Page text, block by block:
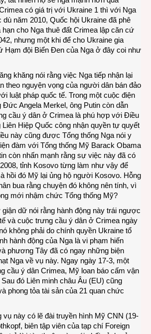
có giá trị với Ukraine 1 thì với Nga
dù năm 2010, Quốc hội Ukraine đã phê
hạn cho Nga thuê đất Crimea lập căn cứ
nhưng một khi để cho Ukraine gia
Hạm đội Biển Đen của Nga ở đây coi như
khăng nói rằng việc Nga tiếp nhận lại
theo nguyện vọng của người dân bán đảo
luật pháp quốc tế. Trong một cuộc điện
Angela Merkel, ông Putin còn dẫn
cầu ý dân ở Crimea là phú hợp với Điều
Hiệp Quốc công nhận quyền tự quyết
này cũng được Tổng thống Nga nói y
đàm với Tổng thống Mỹ Barack Obama
còn nhấn mạnh rằng sự việc này đã có
tỉnh Kosovo từng làm như vậy để
hồi đó Mỹ lại ủng hộ người Kosovo. Hỗng
bua rằng chuyện đó không nên tính, vì
mới nhậm chức Tổng thống Mỹ?
dữ nói rằng hành động này trái ngược
và cuộc trưng cầu ý dân ở Crimea ngày
không phải do chính quyền Ukraine tổ
hành động của Nga là vi phạm hiến
phương Tây đã có ngay những biện
Nga về vụ này. Ngay ngày 17-3, một
cầu ý dân Crimea, Mỹ loan báo cấm vận
đó Liên minh châu Âu (EU) cũng
phong tỏa tài sản của 21 quan chức
vụ này có lẽ đài truyền hình Mỹ CNN (19-
biên tập viên của tạp chí Foreign